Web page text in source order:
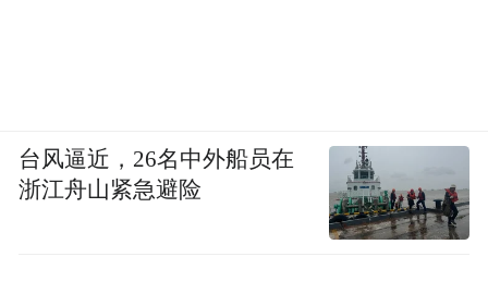
台风逼近，26名中外船员在
浙江舟山紧急避险